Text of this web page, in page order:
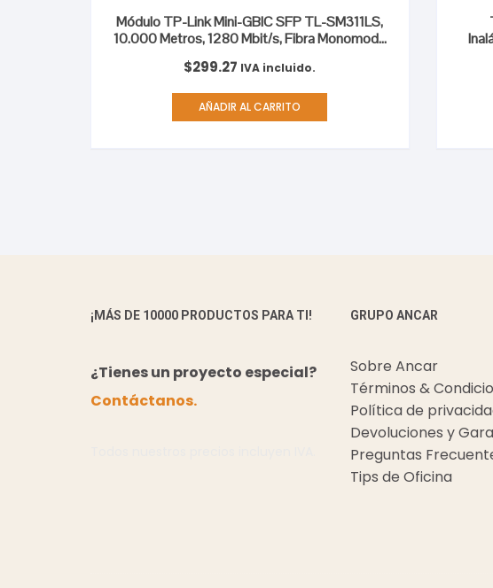
Módulo TP-Link Mini-GBIC SFP TL-SM311LS,
10.000 Metros, 1280 Mbit/s, Fibra Monomodo
$299.27 IVA incluido.
AÑADIR AL CARRITO
¡MÁS DE 10000 PRODUCTOS PARA TI!
¿Tienes un proyecto especial?
Contáctanos.
GRUPO ANCAR
Sobre Ancar
Términos &
Política de
Devoluciones y
Preguntas
Tips de Oficina